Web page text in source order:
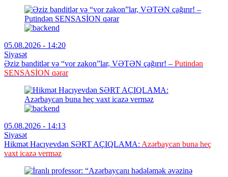
05.08.2026 - 14:20
Siyasət
Əziz banditlər və “vor zakon”lar, VƏTƏN çağırır! – Putindən
SENSASİON qərar
05.08.2026 - 14:13
Siyasət
Hikmət Hacıyevdən SƏRT AÇIQLAMA: Azərbaycan buna heç
vaxt icazə verməz